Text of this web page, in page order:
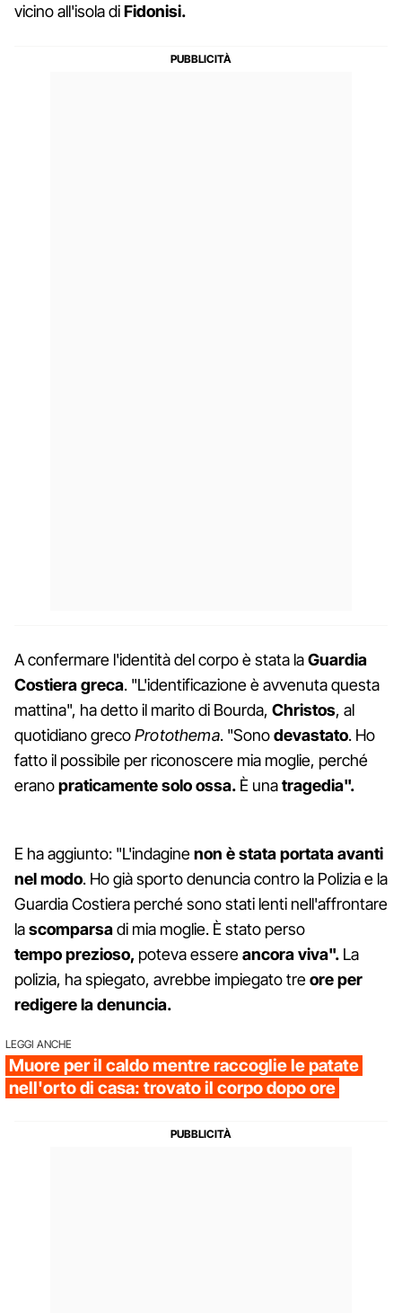
vicino all'isola diFidonisi.
A confermare l'identità del corpo è stata laGuardia
Costiera greca. "L'identificazione è avvenuta questa
mattina", ha detto il marito di Bourda, Christos, al
quotidiano grecoProtothema. "Sonodevastato. Ho
fatto il possibile per riconoscere mia moglie, perché
eranopraticamente solo ossa. È unatragedia".
E ha aggiunto: "L'indaginenon è stata portata avanti
nel modo. Ho già sporto denuncia contro la Polizia e la
Guardia Costiera perché sono stati lenti nell'affrontare
lascomparsadi mia moglie. È stato perso
tempoprezioso, poteva essereancora viva". La
polizia, ha spiegato, avrebbe impiegato treore per
redigere la denuncia.
LEGGI ANCHE
Muore per il caldo mentre raccoglie le patate
nell'orto di casa: trovato il corpo dopo ore